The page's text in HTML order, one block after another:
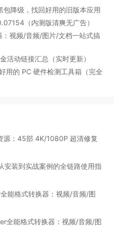
包降级，找回好用的旧版本应用
（内测版清爽无广告）
视频/音频/图片/文档一站式搞
活动链接汇总（实时更新）
用的 PC 硬件检测工具箱（完全
源：45部 4K/1080P 超清修复
安装到实战案例的全链路使用指
能格式转换器：视频/音频/图
全能格式转换器：视频/音频/图